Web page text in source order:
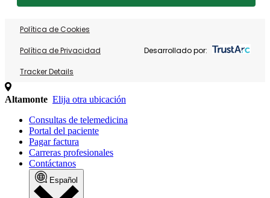
Política de Cookies
Política de Privacidad
Tracker Details
Desarrollado por:
Altamonte Elija otra ubicación
Consultas de telemedicina
Portal del paciente
Pagar factura
Carreras profesionales
Contáctanos
Español